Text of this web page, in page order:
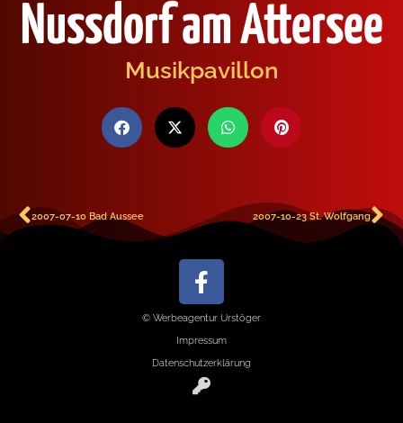
Nussdorf am Attersee
Musikpavillon
2007-07-10 Bad Aussee 2007-10-23 St. Wolfgang
© Werbeagentur Urstöger
Impressum
Datenschutzerklärung